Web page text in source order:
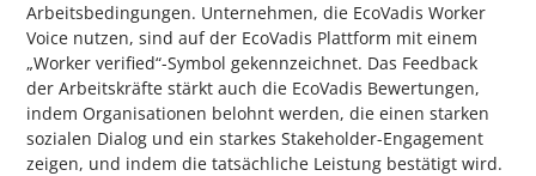
Arbeitsbedingungen. Unternehmen, die EcoVadis Worker
Voice nutzen, sind auf der EcoVadis Plattform mit einem
„Worker verified“-Symbol gekennzeichnet. Das Feedback
der Arbeitskräfte stärkt auch die EcoVadis Bewertungen,
indem Organisationen belohnt werden, die einen starken
sozialen Dialog und ein starkes Stakeholder-Engagement
zeigen, und indem die tatsächliche Leistung bestätigt wird.